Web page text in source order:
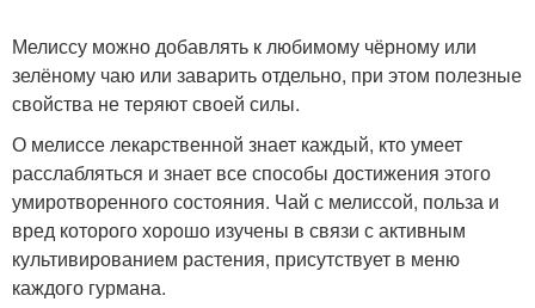
Мелиссу можно добавлять к любимому чёрному или
зелёному чаю или заварить отдельно, при этом полезные
свойства не теряют своей силы.
О мелиссе лекарственной знает каждый, кто умеет
расслабляться и знает все способы достижения этого
умиротворенного состояния. Чай с мелиссой, польза и
вред которого хорошо изучены в связи с активным
культивированием растения, присутствует в меню
каждого гурмана.